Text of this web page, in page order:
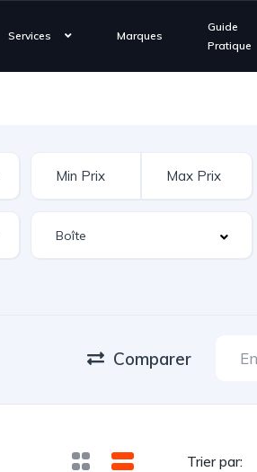
Services Marques
Guide
Pratique
Comparer
Trier par: